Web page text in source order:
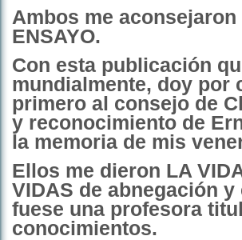
Ambos me
ENSAYO.
Con esta publicación
mundialmente, doy por
primero al consejo de
y reconocimiento de
la memoria de mis
Ellos me dieron LA
VIDAS de abnegación
fuese una profesora
conocimientos.